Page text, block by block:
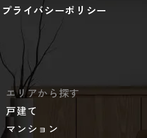
プライバシーポリシー
エリアから探す
戸建て
マンション